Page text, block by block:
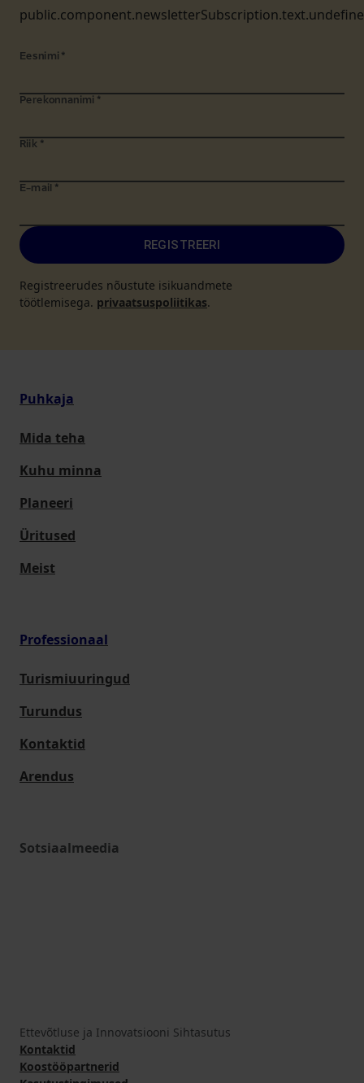
Eesnimi *
Perekonnanimi *
Riik *
E-mail *
REGISTREERI
Registreerudes nõustute isikuandmete
töötlemisega. privaatsuspoliitikas.
Puhkaja
Mida teha
Kuhu minna
Planeeri
Üritused
Meist
Professionaal
Turismiuuringud
Turundus
Kontaktid
Arendus
Sotsiaalmeedia
Ettevõtluse ja Innovatsiooni Sihtasutus
Kontaktid
Koostööpartnerid